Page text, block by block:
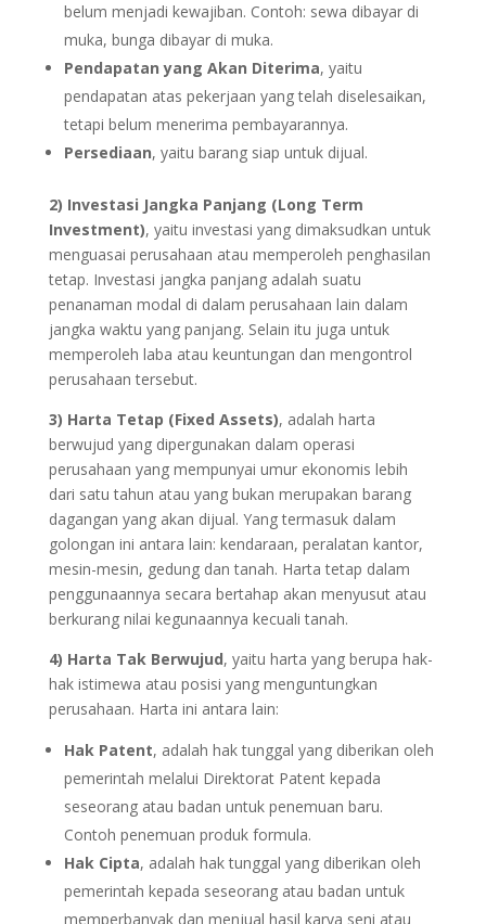
belum menjadi kewajiban. Contoh: sewa dibayar di
muka, bunga dibayar di muka.
Pendapatan yang Akan Diterima, yaitu
pendapatan atas pekerjaan yang telah diselesaikan,
tetapi belum menerima pembayarannya.
Persediaan, yaitu barang siap untuk dijual.
2) Investasi Jangka Panjang (Long Term
Investment), yaitu investasi yang dimaksudkan untuk
menguasai perusahaan atau memperoleh penghasilan
tetap. Investasi jangka panjang adalah suatu
penanaman modal di dalam perusahaan lain dalam
jangka waktu yang panjang. Selain itu juga untuk
memperoleh laba atau keuntungan dan mengontrol
perusahaan tersebut.
3) Harta Tetap (Fixed Assets), adalah harta
berwujud yang dipergunakan dalam operasi
perusahaan yang mempunyai umur ekonomis lebih
dari satu tahun atau yang bukan merupakan barang
dagangan yang akan dijual. Yang termasuk dalam
golongan ini antara lain: kendaraan, peralatan kantor,
mesin-mesin, gedung dan tanah. Harta tetap dalam
penggunaannya secara bertahap akan menyusut atau
berkurang nilai kegunaannya kecuali tanah.
4) Harta Tak Berwujud, yaitu harta yang berupa hak-
hak istimewa atau posisi yang menguntungkan
perusahaan. Harta ini antara lain:
Hak Patent, adalah hak tunggal yang diberikan oleh
pemerintah melalui Direktorat Patent kepada
seseorang atau badan untuk penemuan baru.
Contoh penemuan produk formula.
Hak Cipta, adalah hak tunggal yang diberikan oleh
pemerintah kepada seseorang atau badan untuk
memperbanyak dan menjual hasil karya seni atau